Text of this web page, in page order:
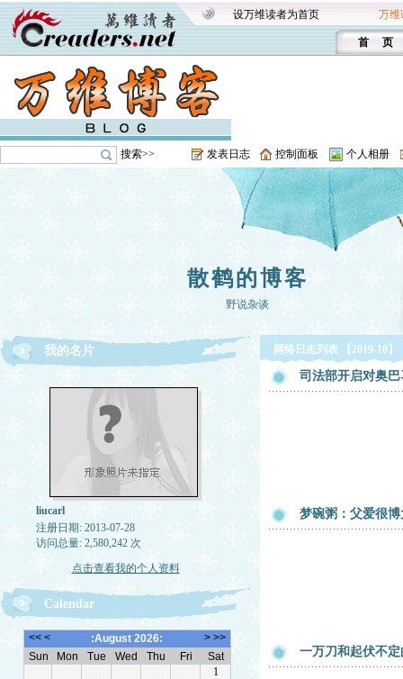
设万维读者为首页 万维
首 页
搜索>> 发表日志 控制面板 个人相册
散鹤的博客
野说杂谈
我的名片
liucarl
注册日期: 2013-07-28
访问总量: 2,580,242 次
点击查看我的个人资料
Calendar
网络日志列表 【2019-10】
司法部开启对奥
梦碗粥：父爱很
一万刀和起伏不